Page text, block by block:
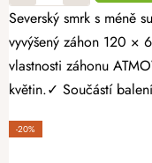
Severský smrk s méně suky 100% přírodní materiál Čtyřstranně hoblovaný masiv Vypěstujte si čerstvé bylinky, zeleninu nebo jahody v záhonu, který spojuje přírodní vzhled s
vyvýšený záhon 120 ×
vlastnosti záhonu
květin.✓ Součástí
-20%